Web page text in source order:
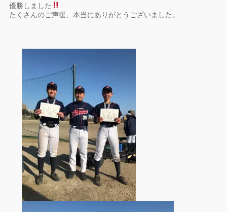
優勝しました
たくさんのご声援、本当にありがとうございました。